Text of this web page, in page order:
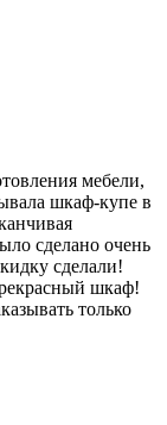
мебели,
шкаф-купе в
сделано очень
сделали!
шкаф!
только